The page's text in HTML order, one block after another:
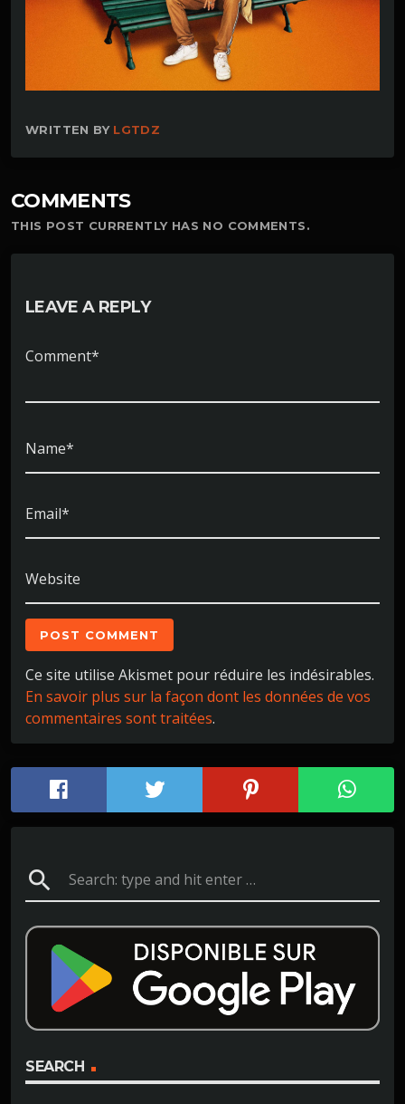
WRITTEN BY LGTDZ
COMMENTS
THIS POST CURRENTLY HAS NO COMMENTS.
LEAVE A REPLY
Comment*
Name*
Email*
Website
Ce site utilise Akismet pour réduire les indésirables.
En savoir plus sur la façon dont les données de vos
commentaires sont traitées.
search
SEARCH